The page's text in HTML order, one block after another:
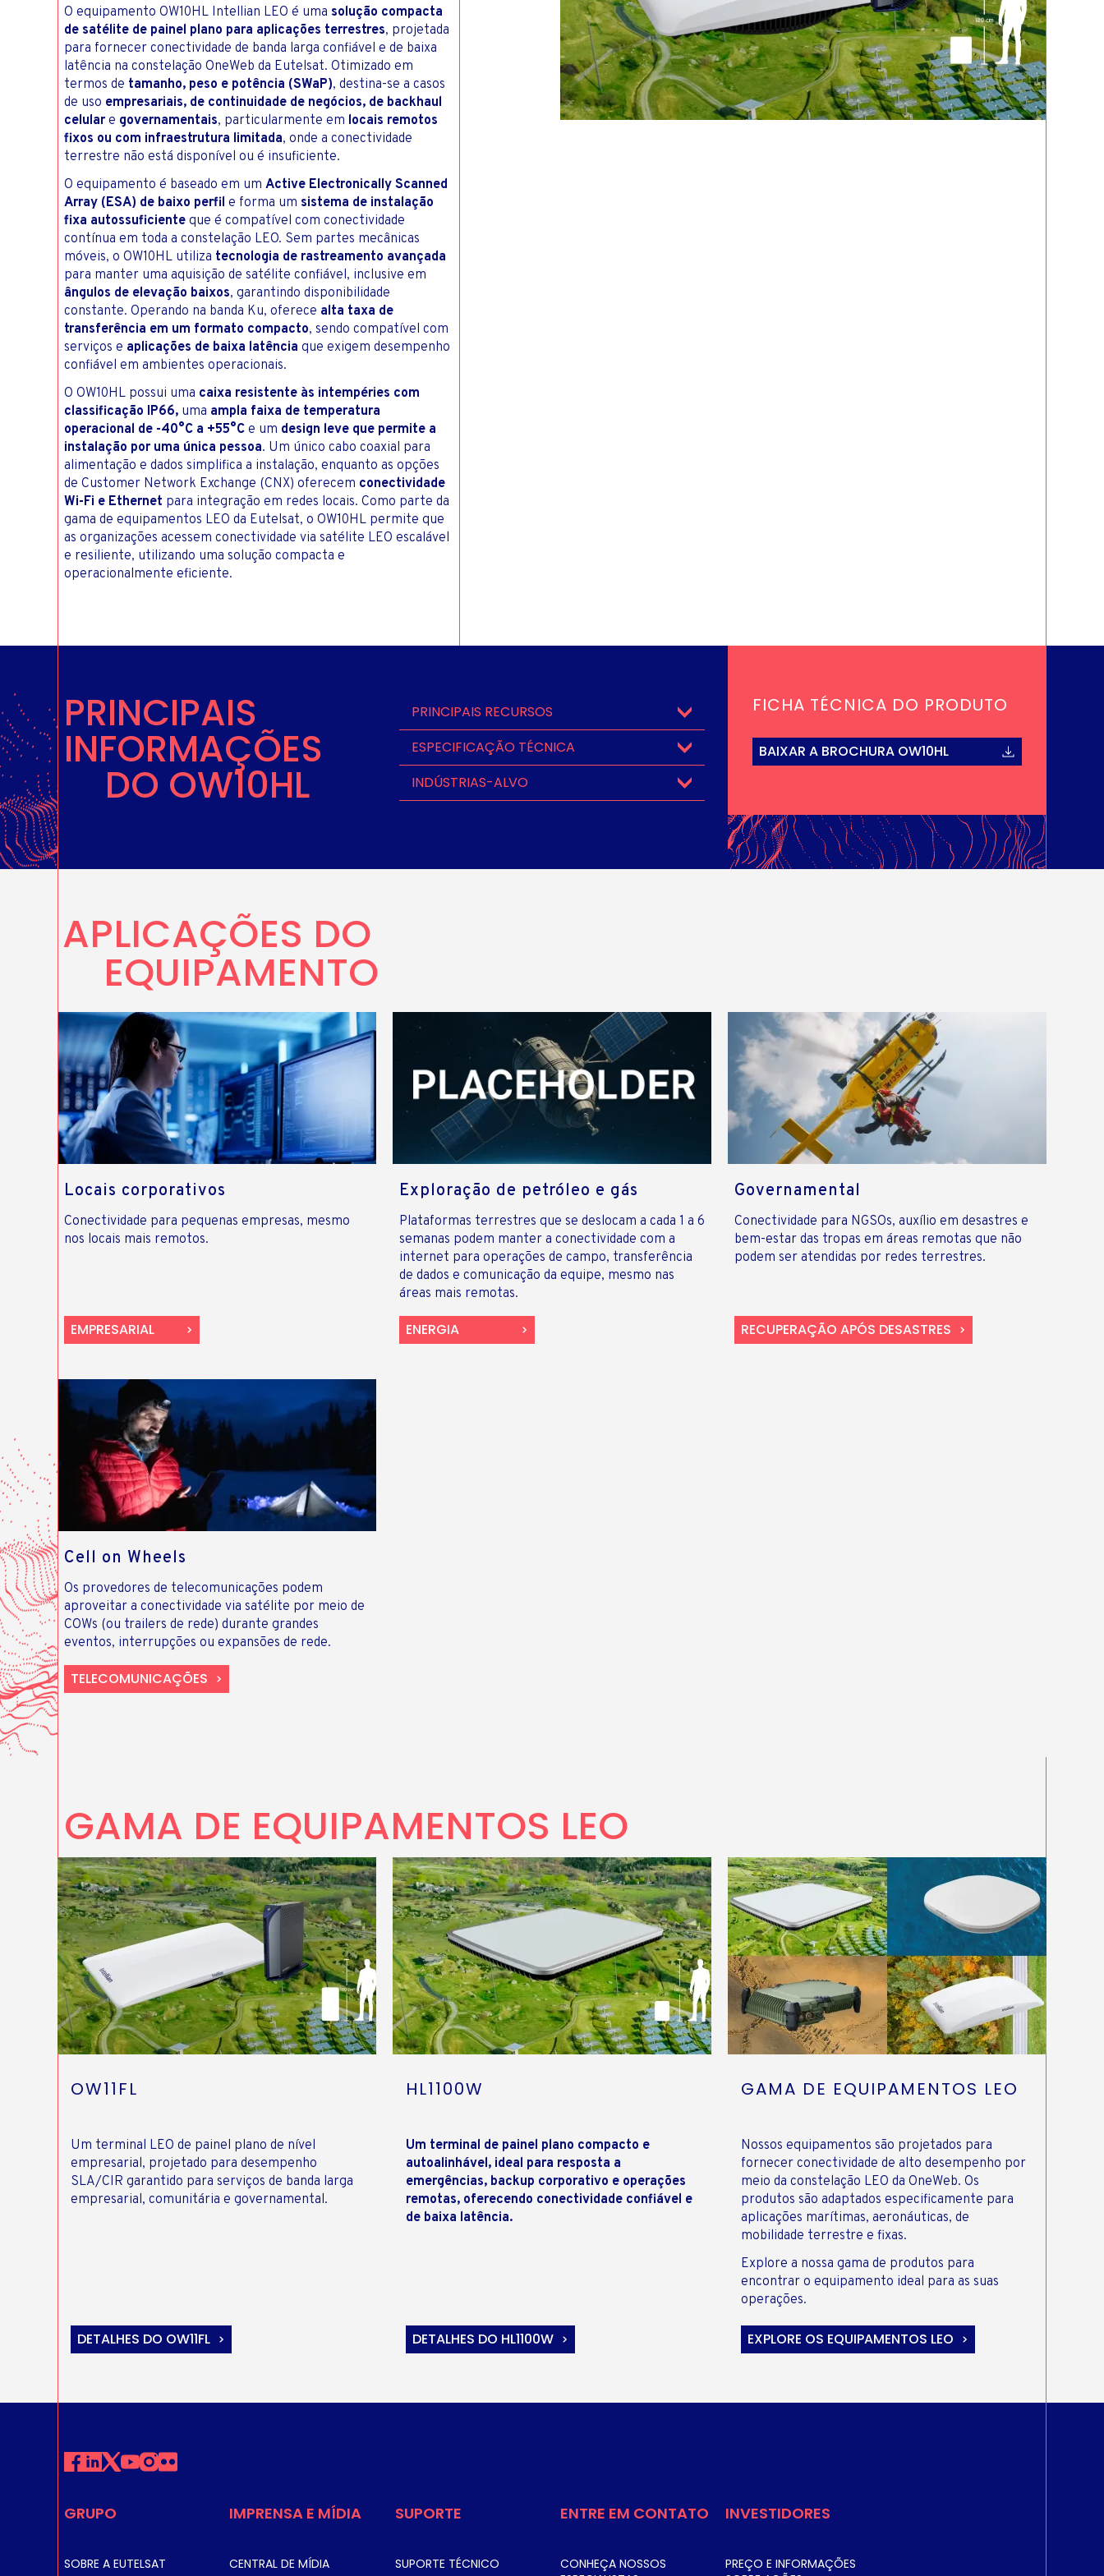
RODOVIÁRIO
TV E INTERNET PARA RESIDÊNCIAS
CONTATOS COM INVESTIDORES
O equipamento OW10HL Intellian LEO é uma solução compacta
de satélite de painel plano para aplicações terrestres, projetada
para fornecer conectividade de banda larga confiável e de baixa
latência na constelação OneWeb da Eutelsat. Otimizado em
termos de tamanho, peso e potência (SWaP), destina-se a casos
de uso empresariais, de continuidade de negócios, de backhaul
celular e governamentais, particularmente em locais remotos
fixos ou com infraestrutura limitada, onde a conectividade
terrestre não está disponível ou é insuficiente.
O equipamento é baseado em um Active Electronically Scanned
Array (ESA) de baixo perfil e forma um sistema de instalação
fixa autossuficiente que é compatível com conectividade
contínua em toda a constelação LEO. Sem partes mecânicas
móveis, o OW10HL utiliza tecnologia de rastreamento avançada
para manter uma aquisição de satélite confiável, inclusive em
ângulos de elevação baixos, garantindo disponibilidade
constante. Operando na banda Ku, oferece alta taxa de
transferência em um formato compacto, sendo compatível com
serviços e aplicações de baixa latência que exigem desempenho
confiável em ambientes operacionais.
O OW10HL possui uma caixa resistente às intempéries com
classificação IP66, uma ampla faixa de temperatura
operacional de -40°C a +55°C e um design leve que permite a
instalação por uma única pessoa. Um único cabo coaxial para
alimentação e dados simplifica a instalação, enquanto as opções
de Customer Network Exchange (CNX) oferecem conectividade
Wi-Fi e Ethernet para integração em redes locais. Como parte da
gama de equipamentos LEO da Eutelsat, o OW10HL permite que
as organizações acessem conectividade via satélite LEO escalável
e resiliente, utilizando uma solução compacta e
operacionalmente eficiente.
PRINCIPAIS
INFORMAÇÕES
DO OW10HL
PRINCIPAIS RECURSOS
ESPECIFICAÇÃO TÉCNICA
INDÚSTRIAS-ALVO
FICHA TÉCNICA DO PRODUTO
BAIXAR A BROCHURA OW10HL
APLICAÇÕES DO
EQUIPAMENTO
Locais corporativos
Conectividade para pequenas empresas, mesmo
nos locais mais remotos.
EMPRESARIAL
Exploração de petróleo e gás
Plataformas terrestres que se deslocam a cada 1 a 6
semanas podem manter a conectividade com a
internet para operações de campo, transferência
de dados e comunicação da equipe, mesmo nas
áreas mais remotas.
ENERGIA
Governamental
Conectividade para NGSOs, auxílio em desastres e
bem-estar das tropas em áreas remotas que não
podem ser atendidas por redes terrestres.
RECUPERAÇÃO APÓS DESASTRES
Cell on Wheels
Os provedores de telecomunicações podem
aproveitar a conectividade via satélite por meio de
COWs (ou trailers de rede) durante grandes
eventos, interrupções ou expansões de rede.
TELECOMUNICAÇÕES
GAMA DE EQUIPAMENTOS LEO
OW11FL
Um terminal LEO de painel plano de nível
empresarial, projetado para desempenho
SLA/CIR garantido para serviços de banda larga
empresarial, comunitária e governamental.
DETALHES DO OW11FL
HL1100W
Um terminal de painel plano compacto e
autoalinhável, ideal para resposta a
emergências, backup corporativo e operações
remotas, oferecendo conectividade confiável e
de baixa latência.
DETALHES DO HL1100W
GAMA DE EQUIPAMENTOS LEO
Nossos equipamentos são projetados para
fornecer conectividade de alto desempenho por
meio da constelação LEO da OneWeb. Os
produtos são adaptados especificamente para
aplicações marítimas, aeronáuticas, de
mobilidade terrestre e fixas.
Explore a nossa gama de produtos para
encontrar o equipamento ideal para as suas
operações.
EXPLORE OS EQUIPAMENTOS LEO
GRUPO
SOBRE A EUTELSAT
IMPRENSA E MÍDIA
CENTRAL DE MÍDIA
SUPORTE
SUPORTE TÉCNICO
ENTRE EM CONTATO
CONHEÇA NOSSOS
INVESTIDORES
PREÇO E INFORMAÇÕES